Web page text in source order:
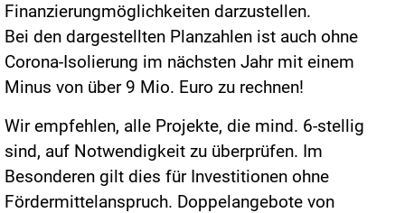
Finanzierungmöglichkeiten darzustellen.
Bei den dargestellten Planzahlen ist auch ohne
Corona-Isolierung im nächsten Jahr mit einem
Minus von über 9 Mio. Euro zu rechnen!
Wir empfehlen, alle Projekte, die mind. 6-stellig
sind, auf Notwendigkeit zu überprüfen. Im
Besonderen gilt dies für Investitionen ohne
Fördermittelanspruch. Doppelangebote von